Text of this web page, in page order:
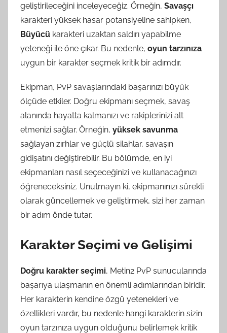
geliştirileceğini inceleyeceğiz. Örneğin, Savaşçı
karakteri yüksek hasar potansiyeline sahipken,
Büyücü karakteri uzaktan saldırı yapabilme
yeteneği ile öne çıkar. Bu nedenle, oyun tarzınıza
uygun bir karakter seçmek kritik bir adımdır.
Ekipman, PvP savaşlarındaki başarınızı büyük
ölçüde etkiler. Doğru ekipmanı seçmek, savaş
alanında hayatta kalmanızı ve rakiplerinizi alt
etmenizi sağlar. Örneğin, yüksek savunma
sağlayan zırhlar ve güçlü silahlar, savaşın
gidişatını değiştirebilir. Bu bölümde, en iyi
ekipmanları nasıl seçeceğinizi ve kullanacağınızı
öğreneceksiniz. Unutmayın ki, ekipmanınızı sürekli
olarak güncellemek ve geliştirmek, sizi her zaman
bir adım önde tutar.
Karakter Seçimi ve Gelişimi
Doğru karakter seçimi, Metin2 PvP sunucularında
başarıya ulaşmanın en önemli adımlarından biridir.
Her karakterin kendine özgü yetenekleri ve
özellikleri vardır, bu nedenle hangi karakterin sizin
oyun tarzınıza uygun olduğunu belirlemek kritik